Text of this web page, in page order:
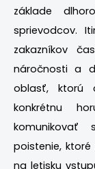
základe
sprievodcov.
zakazníkov
náročnosti a
oblasť, ktorú
konkrétnu
komunikovať
poistenie,
na letisku